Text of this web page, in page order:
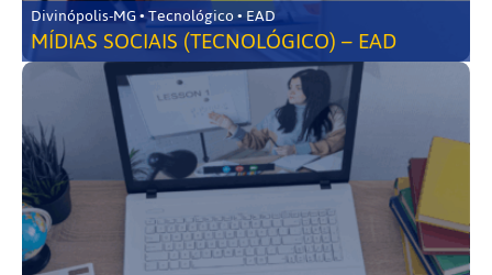
Divinópolis-MG • Tecnológico • EAD
MÍDIAS SOCIAIS (TECNOLÓGICO) – EAD